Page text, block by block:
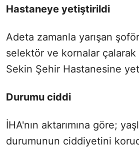
Hastaneye yetiştirildi
Adeta zamanla yarışan
selektör ve kornalar çalarak
Sekin Şehir Hastanesine
Durumu ciddi
İHA'nın aktarımına göre;
durumunun ciddiyetini